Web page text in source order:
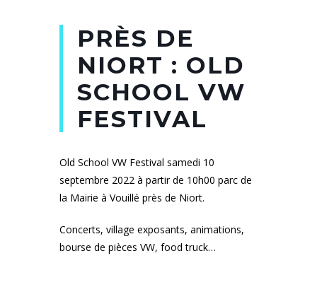
PRÈS DE
NIORT : OLD
SCHOOL VW
FESTIVAL
Old School VW Festival samedi 10
septembre 2022 à partir de 10h00 parc de
la Mairie à Vouillé près de Niort.
Concerts, village exposants, animations,
bourse de pièces VW, food truck…